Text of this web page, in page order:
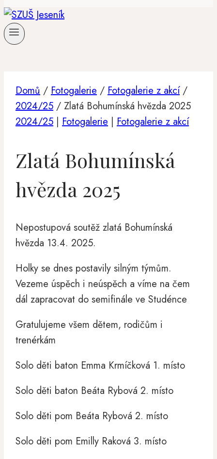
Domů / Fotogalerie / Fotogalerie z akcí /
2024/25 / Zlatá Bohumínská hvězda 2025
2024/25 | Fotogalerie | Fotogalerie z akcí
Zlatá Bohumínská
hvězda 2025
Nepostupová soutěž zlatá Bohumínská
hvězda 13.4. 2025.
Holky se dnes postavily silným týmům.
Vezeme úspěch i neúspěch a víme na čem
dál zapracovat do semifinále ve Studénce
Gratulujeme všem dětem, rodičům i
trenérkám
Solo děti baton Emma Krmíčková 1. místo
Solo děti baton Beáta Rybová 2. místo
Solo děti pom Beáta Rybová 2. místo
Solo děti pom Emilly Raková 3. místo